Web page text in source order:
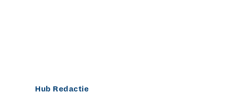
Hub Redactie